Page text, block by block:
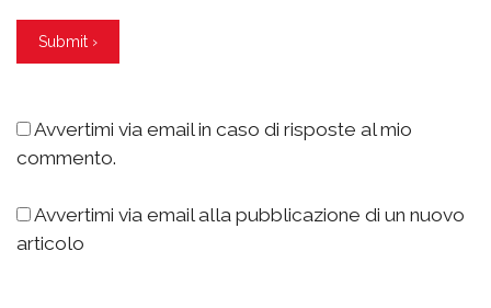
Avvertimi via email in caso di risposte al mio
commento.
Avvertimi via email alla pubblicazione di un nuovo
articolo